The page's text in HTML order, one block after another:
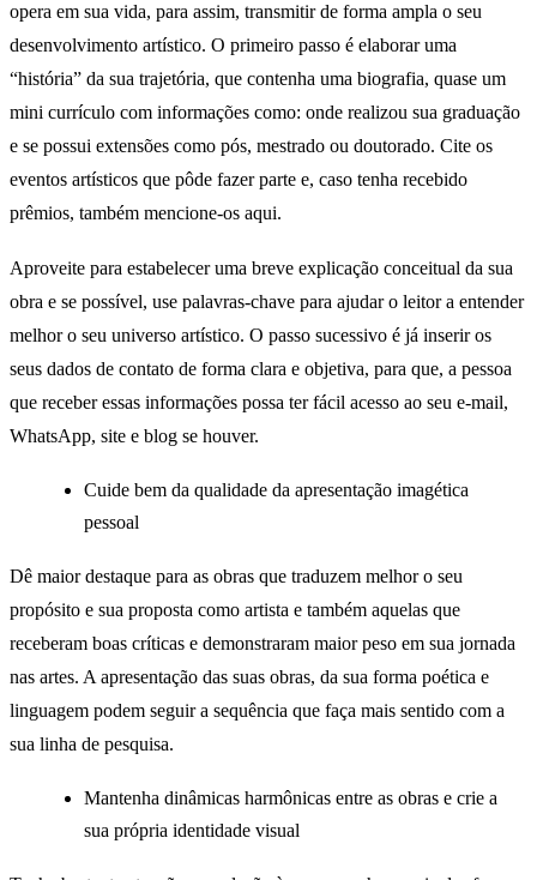
opera em sua vida, para assim, transmitir de forma ampla o seu
desenvolvimento artístico. O primeiro passo é elaborar uma
“história” da sua trajetória, que contenha uma biografia, quase um
mini currículo com informações como: onde realizou sua graduação
e se possui extensões como pós, mestrado ou doutorado. Cite os
eventos artísticos que pôde fazer parte e, caso tenha recebido
prêmios, também mencione-os aqui.
Aproveite para estabelecer uma breve explicação conceitual da sua
obra e se possível, use palavras-chave para ajudar o leitor a entender
melhor o seu universo artístico. O passo sucessivo é já inserir os
seus dados de contato de forma clara e objetiva, para que, a pessoa
que receber essas informações possa ter fácil acesso ao seu e-mail,
WhatsApp, site e blog se houver.
Cuide bem da qualidade da apresentação imagética
pessoal
Dê maior destaque para as obras que traduzem melhor o seu
propósito e sua proposta como artista e também aquelas que
receberam boas críticas e demonstraram maior peso em sua jornada
nas artes. A apresentação das suas obras, da sua forma poética e
linguagem podem seguir a sequência que faça mais sentido com a
sua linha de pesquisa.
Mantenha dinâmicas harmônicas entre as obras e crie a
sua própria identidade visual